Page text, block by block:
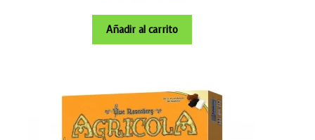
Añadir al carrito